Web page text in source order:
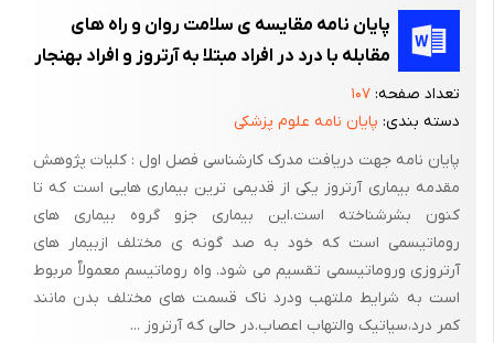
وضعیت 3: نشستن با حالت چمباتمه: در همه نقاط جهان، اشکال بسیار
متنوعی از وضعیت چمباتمه به کار برده می شود. چنانچه به چمباتمه
نشستن عادت ندارید یا اندکی مسن هستید ممکن است این گونه
نشستن برای زانوهایتان مشکل باشد. می توانید در حالی که یک زانو را
خم کرده، کف پای دیگر را روی زمین گذارده اید بنشینید. حالت
چمباتمه را برای رسیدگی به کارهای باغبانی، گپ زدن بابچه های کوچک
و یا شرکت در ضیافت غیر رسمی که بعضی مهمانها، چهارزانو روی زمین
نشسته اند مورد استفاده قرار دهید.
یقین دارم مفهوم آن چرا که ذکر شد دریافته اید. هدف اصلی در هر
یک از این وضعیت های ذکر شده، حفظ انحناء طبیعی ستون مهره ها
هنگام نشستن و کاهش فشار ناشی از لم دادن به جلو، روی ستون
پایان نامه مقایسه ی سلامت روان و راه های
مقابله با درد در افراد مبتلا به آرتروز و افراد بهنجار
تعداد صفحه: ۱۰۷
دسته بندی: پایان نامه علوم پزشکی
پایان نامه جهت دریافت مدرک کارشناسی فصل اول : کلیات پژوهش
مقدمه بیماری آرتروز یکی از قدیمی ترین بیماری هایی است که تا
کنون بشرشناخته است.این بیماری جزو گروه بیماری های
روماتیسمی است که خود به صد گونه ی مختلف ازبیمار های
آرتروزی وروماتیسمی تقسیم می شود. واه روماتیسم معمولاٌ مربوط
است به شرایط ملتهب ودرد ناک قسمت های مختلف بدن مانند
کمر درد،سیاتیک والتهاب اعصاب.در حالی که آرتروز ...